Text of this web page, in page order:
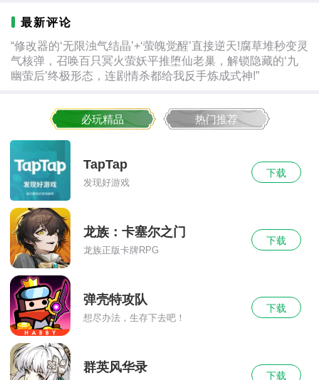
最新评论
“修改器的‘无限浊气结晶’+‘萤魄觉醒’直接逆天!腐草堆秒变灵
气核弹，召唤百只冥火萤妖平推堕仙老巢，解锁隐藏的‘九
幽萤后’终极形态，连剧情杀都给我反手炼成式神!”
必玩精品 热门推荐
TapTap
发现好游戏
下载
龙族：卡塞尔之门
龙族正版卡牌RPG
下载
弹壳特攻队
想尽办法，生存下去吧！
下载
群英风华录
下载